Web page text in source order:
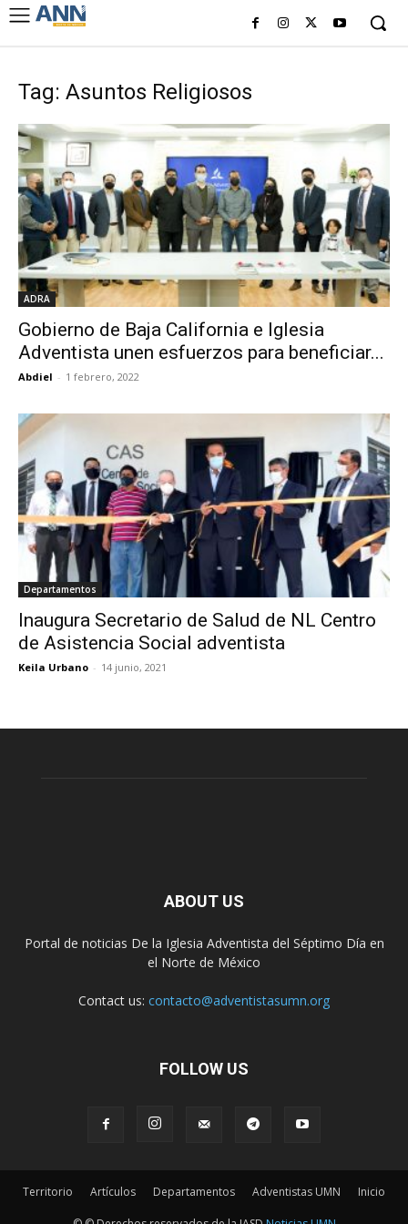
Tag: Asuntos Religiosos
ADRA
Gobierno de Baja California e Iglesia
Adventista unen esfuerzos para beneficiar...
Abdiel - 1 febrero, 2022
Departamentos
Inaugura Secretario de Salud de NL Centro
de Asistencia Social adventista
Keila Urbano - 14 junio, 2021
ABOUT US
Portal de noticias De la Iglesia Adventista del Séptimo Día en
el Norte de México
Contact us: contacto@adventistasumn.org
FOLLOW US
Territorio Artículos Departamentos Adventistas UMN Inicio